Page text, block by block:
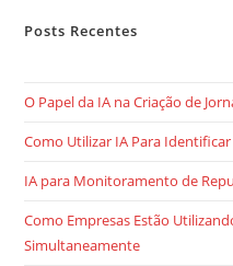
Posts Recentes
O Papel da IA na Criação de
Como Utilizar IA Para
IA para Monitoramento de
Como Empresas Estão
Simultaneamente